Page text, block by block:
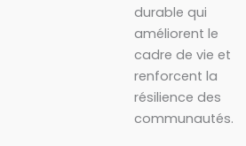
durable qui
améliorent le
cadre de vie et
renforcent la
résilience des
communautés.